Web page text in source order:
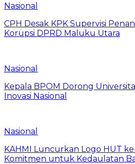
Nasional
CPH Desak KPK Supervisi
Korupsi DPRD Maluku Utara
Nasional
Kepala BPOM Dorong
Inovasi Nasional
Nasional
KAHMI Luncurkan Logo HUT
Komitmen untuk Kedaulatan